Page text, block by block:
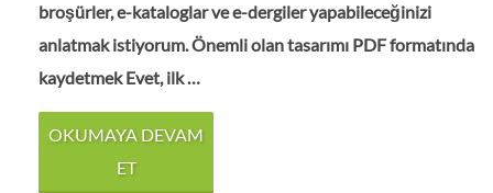
broşürler, e-kataloglar ve e-dergiler yapabileceğinizi
anlatmak istiyorum. Önemli olan tasarımı PDF formatında
kaydetmek Evet, ilk …
OKUMAYA DEVAM
ET